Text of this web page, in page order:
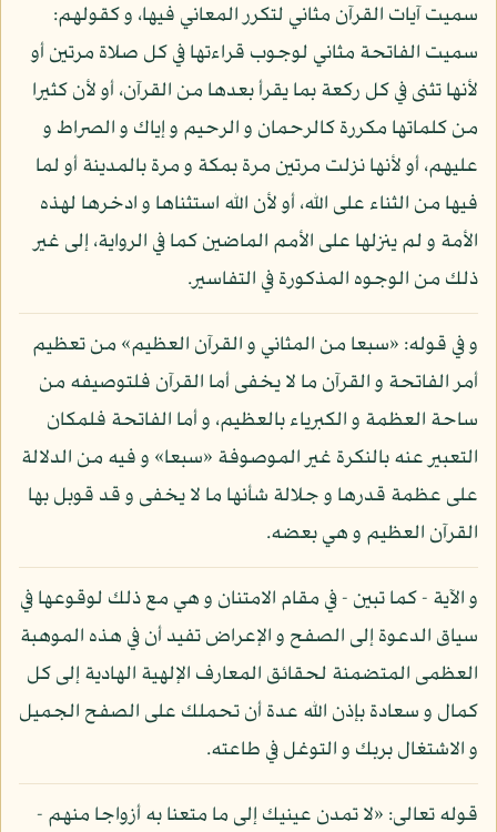
سميت آيات القرآن مثاني لتكرر المعاني فيها، و كقولهم:
سميت الفاتحة مثاني لوجوب قراءتها في كل صلاة مرتين أو
لأنها تثنى في كل ركعة بما يقرأ بعدها من القرآن، أو لأن كثيرا
من كلماتها مكررة كالرحمان و الرحيم و إياك و الصراط و
عليهم، أو لأنها نزلت مرتين مرة بمكة و مرة بالمدينة أو لما
فيها من الثناء على الله، أو لأن الله استثناها و ادخرها لهذه
الأمة و لم ينزلها على الأمم الماضين كما في الرواية، إلى غير
ذلك من الوجوه المذكورة في التفاسير.
و في قوله: «سبعا من المثاني و القرآن العظيم» من تعظيم
أمر الفاتحة و القرآن ما لا يخفى أما القرآن فلتوصيفه من
ساحة العظمة و الكبرياء بالعظيم، و أما الفاتحة فلمكان
التعبير عنه بالنكرة غير الموصوفة «سبعا» و فيه من الدلالة
على عظمة قدرها و جلالة شأنها ما لا يخفى و قد قوبل بها
القرآن العظيم و هي بعضه.
و الآية - كما تبين - في مقام الامتنان و هي مع ذلك لوقوعها في
سياق الدعوة إلى الصفح و الإعراض تفيد أن في هذه الموهبة
العظمى المتضمنة لحقائق المعارف الإلهية الهادية إلى كل
كمال و سعادة بإذن الله عدة أن تحملك على الصفح الجميل
و الاشتغال بربك و التوغل في طاعته.
قوله تعالى: «لا تمدن عينيك إلى ما متعنا به أزواجا منهم -